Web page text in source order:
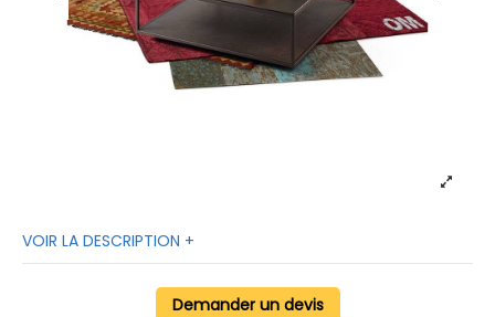
VOIR LA DESCRIPTION +
Demander un devis